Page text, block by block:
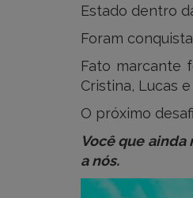
Estado dentro
Foram
Fato marcante
Cristina, Lucas
O próximo
Você que
a nós.